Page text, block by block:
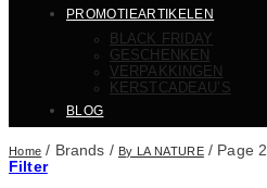
PROMOTIEARTIKELEN
BLACK FRIDAY
GESCHENKEN
VERPAKKINGEN
KERSTCADEAU’S
BLOG
Home / Brands / By LA NATURE / Page 2
Filter